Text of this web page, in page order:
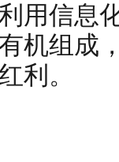
用信息
机组成
利。